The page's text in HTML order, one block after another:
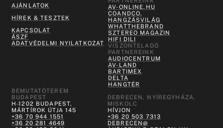
AJÁNLATOK
HÍREK & TESZTEK
KAPCSOLAT
ÁSZF
ADATVÉDELMI NYILATKOZAT
AV-ONLINE.HU
COANDCO.
HANGZÁSVILÁG
WHATTHEBRAND
SZTEREO MAGAZIN
HIFI DILI
VISZONTELADÓ
PARTNEREINK
AUDIOCENTRUM
AV-LAND
BARTIMEX
DELTA
HANGTÉR
BEMUTATÓTEREM
BUDAPEST
H-1202 BUDAPEST,
MÁRTÍROK ÚTJA 145
+36 70 944 1551
+36 20 281 4649
DEBRECEN, NYÍREGYHÁZA,
MISKOLC
HÍVJON
+36 20 503 7313
DEBRECEN@